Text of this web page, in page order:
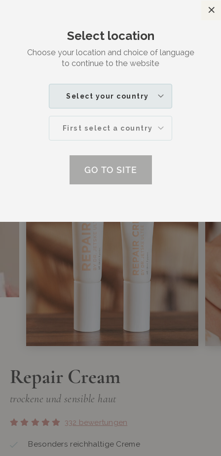
Zufriedenheitsgarantie
Repair Cream
trockene und sensible haut
332 bewertungen
Besonders reichhaltige Creme
Select location
Choose your location and choice of language
to continue to the website
Select your country
First select a country
GO TO SITE